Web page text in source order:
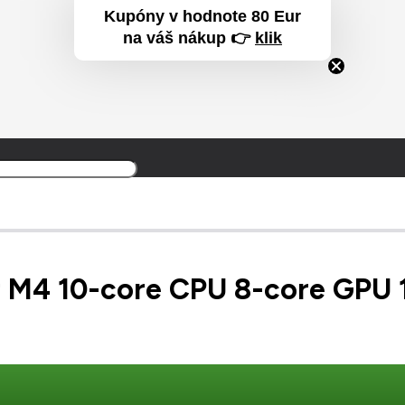
bol
10-core CPU 8-core GPU
Kupóny v hodnote 80 Eur
na váš nákup 👉 klik